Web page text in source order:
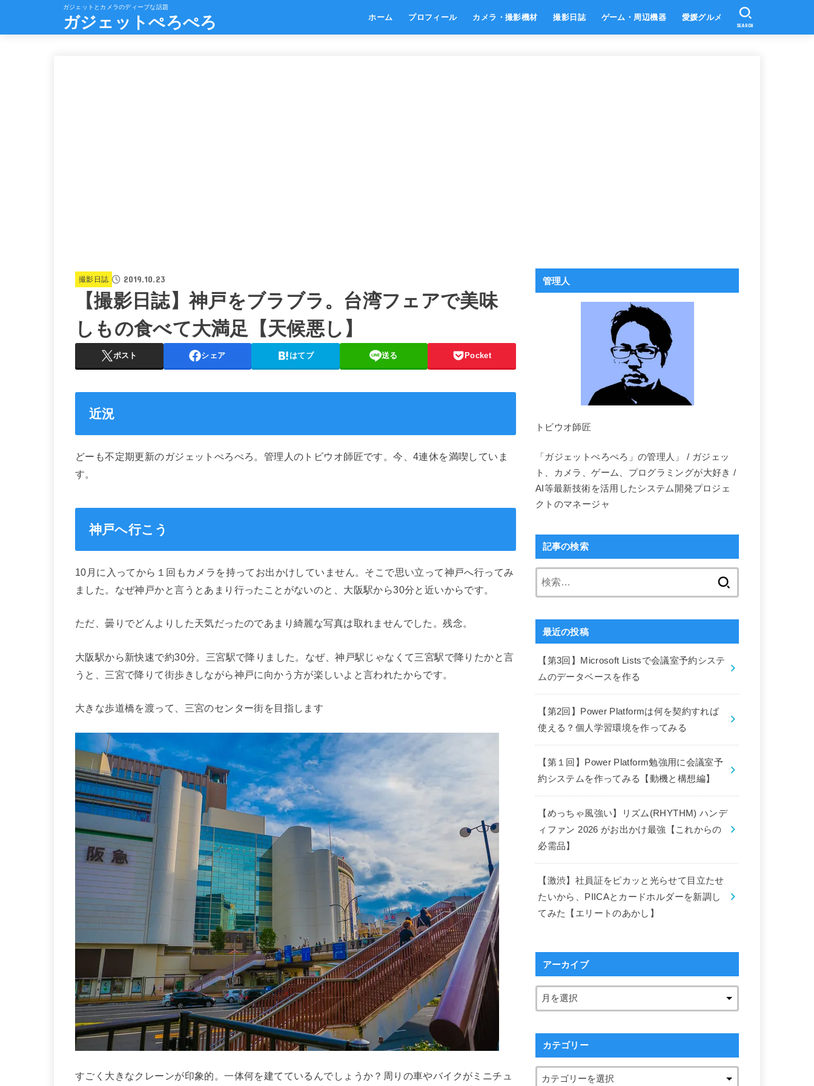
ガジェットとカメラのディープな話題
ガジェットぺろぺろ ホーム プロフィール カメラ・撮影機材 撮影日誌 ゲーム・周辺機器 愛媛グルメ
SEARCH
撮影日誌 2019.10.23
【撮影日誌】神戸をブラブラ。台湾フェアで美味
しもの食べて大満足【天候悪し】
ポスト シェア はてブ 送る Pocket
近況
どーも不定期更新のガジェットぺろぺろ。管理人のトビウオ師匠です。今、4連休を満喫していま
す。
神戸へ行こう
10月に入ってから１回もカメラを持ってお出かけしていません。そこで思い立って神戸へ行ってみ
ました。なぜ神戸かと言うとあまり行ったことがないのと、大阪駅から30分と近いからです。
ただ、曇りでどんよりした天気だったのであまり綺麗な写真は取れませんでした。残念。
大阪駅から新快速で約30分。三宮駅で降りました。なぜ、神戸駅じゃなくて三宮駅で降りたかと言
うと、三宮で降りて街歩きしながら神戸に向かう方が楽しいよと言われたからです。
大きな歩道橋を渡って、三宮のセンター街を目指します
すごく大きなクレーンが印象的。一体何を建てているんでしょうか？周りの車やバイクがミニチュ
管理人
トビウオ師匠
「ガジェットぺろぺろ」の管理人」 / ガジェッ
ト、カメラ、ゲーム、プログラミングが大好き /
AI等最新技術を活用したシステム開発プロジェ
クトのマネージャ
記事の検索
最近の投稿
【第3回】Microsoft Listsで会議室予約システ
ムのデータベースを作る
【第2回】Power Platformは何を契約すれば
使える？個人学習環境を作ってみる
【第１回】Power Platform勉強用に会議室予
約システムを作ってみる【動機と構想編】
【めっちゃ風強い】リズム(RHYTHM) ハンデ
ィファン 2026 がお出かけ最強【これからの
必需品】
【激渋】社員証をピカッと光らせて目立たせ
たいから、PIICAとカードホルダーを新調し
てみた【エリートのあかし】
アーカイブ
カテゴリー